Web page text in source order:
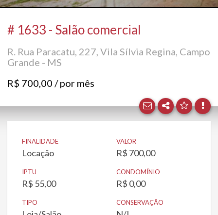
# 1633 - Salão comercial
R. Rua Paracatu, 227, Vila Sílvia Regina, Campo
Grande - MS
R$ 700,00 / por mês
FINALIDADE
Locação
VALOR
R$ 700,00
IPTU
R$ 55,00
CONDOMÍNIO
R$ 0,00
TIPO CONSERVAÇÃO